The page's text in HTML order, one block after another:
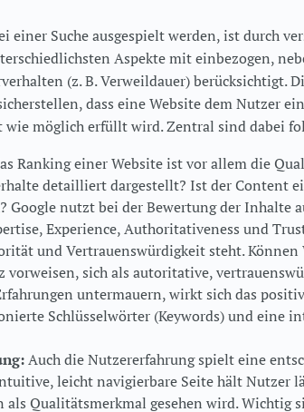
einer Suche ausgespielt werden, ist durch
Aspekte mit einbezogen,
(z. B. Verweildauer) berücksichtigt.
dass eine Website dem Nutzer
möglich erfüllt wird. Zentral sind dabei
Ranking einer Website ist vor allem die
detailliert dargestellt? Ist der Content
Google nutzt bei der Bewertung der Inhalte
Experience, Authoritativeness und
und Vertrauenswürdigkeit steht. Können
vorweisen, sich als autoritative,
untermauern, wirkt sich das
Schlüsselwörter (Keywords) und eine
Auch die Nutzererfahrung spielt eine
leicht navigierbare Seite hält Nutzer
als Qualitätsmerkmal gesehen wird. Wichtig